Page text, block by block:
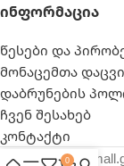
Ინფორმაცია
წესები და
მონაცემთა
დაბრუნების
ჩვენ შესახებ
კონტაქტი
© 20250